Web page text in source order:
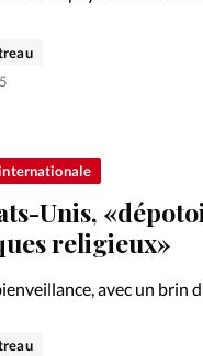
Unis,
religieux»
avec un brin
sur la foi chrétienne. Ce